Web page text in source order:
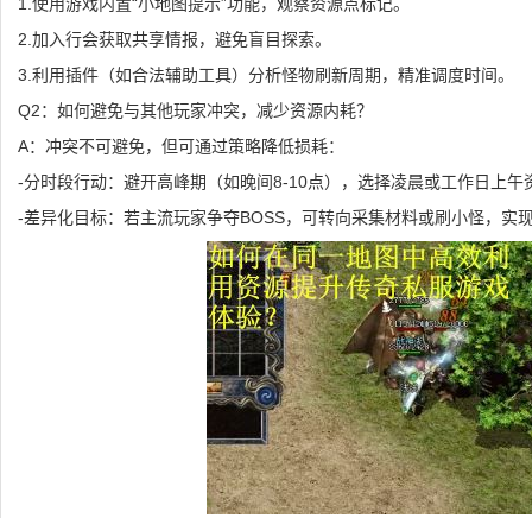
2.加入行会获取共享情报，避免盲目探索。
3.利用插件（如合法辅助工具）分析怪物刷新周期，精准调度时间。
Q2：如何避免与其他玩家冲突，减少资源内耗？
A：冲突不可避免，但可通过策略降低损耗：
-分时段行动：避开高峰期（如晚间8-10点），选择凌晨或工作日上午
-差异化目标：若主流玩家争夺BOSS，可转向采集材料或刷小怪，实